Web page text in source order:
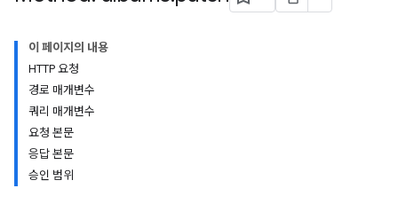
이 페이지의 내용
HTTP 요청
경로 매개변수
쿼리 매개변수
요청 본문
응답 본문
승인 범위